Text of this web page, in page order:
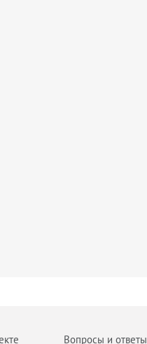
Вопросы и ответы